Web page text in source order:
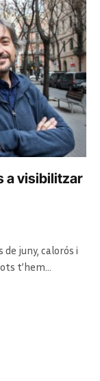
a visibilitzar
juny, calorós i
t’hem…